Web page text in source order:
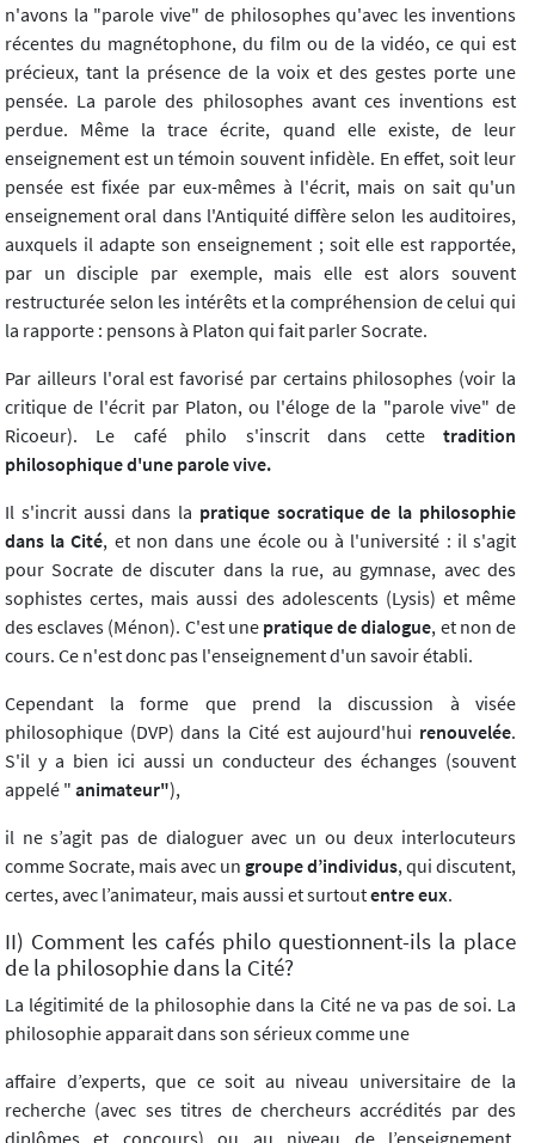
n'avons la "parole vive" de philosophes qu'avec les inventions
récentes du magnétophone, du film ou de la vidéo, ce qui est
précieux, tant la présence de la voix et des gestes porte une
pensée. La parole des philosophes avant ces inventions est
perdue. Même la trace écrite, quand elle existe, de leur
enseignement est un témoin souvent infidèle. En effet, soit leur
pensée est fixée par eux-mêmes à l'écrit, mais on sait qu'un
enseignement oral dans l'Antiquité diffère selon les auditoires,
auxquels il adapte son enseignement ; soit elle est rapportée,
par un disciple par exemple, mais elle est alors souvent
restructurée selon les intérêts et la compréhension de celui qui
la rapporte : pensons à Platon qui fait parler Socrate.
Par ailleurs l'oral est favorisé par certains philosophes (voir la
critique de l'écrit par Platon, ou l'éloge de la "parole vive" de
Ricoeur). Le café philo s'inscrit dans cette tradition
philosophique d'une parole vive.
Il s'incrit aussi dans la pratique socratique de la philosophie
dans la Cité, et non dans une école ou à l'université : il s'agit
pour Socrate de discuter dans la rue, au gymnase, avec des
sophistes certes, mais aussi des adolescents (Lysis) et même
des esclaves (Ménon). C'est unepratique de dialogue, et non de
cours. Ce n'est donc pas l'enseignement d'un savoir établi.
Cependant la forme que prend la discussion à visée
philosophique (DVP) dans la Cité est aujourd'hui renouvelée.
S'il y a bien ici aussi un conducteur des échanges (souvent
appelé " animateur"),
il ne s’agit pas de dialoguer avec un ou deux interlocuteurs
comme Socrate, mais avec un groupe d’individus, qui discutent,
certes, avec l’animateur, mais aussi et surtoutentre eux.
II) Comment les cafés philo questionnent-ils la place
de la philosophie dans la Cité?
La légitimité de la philosophie dans la Cité ne va pas de soi. La
philosophie apparait dans son sérieux comme une
affaire d’experts, que ce soit au niveau universitaire de la
recherche (avec ses titres de chercheurs accrédités par des
diplômes et concours) ou au niveau de l’enseignement,